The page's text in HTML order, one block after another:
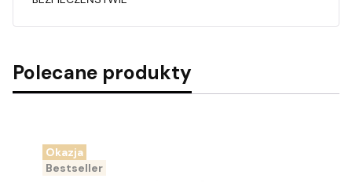
Polecane produkty
Okazja
Bestseller